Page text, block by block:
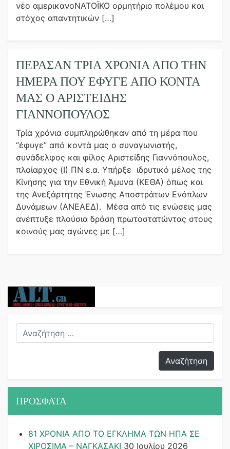
νέο αμερικανοΝΑΤΟΪΚΟ ορμητήριο πολέμου και
στόχος απαντητικών […]
ΠΕΡΑΣΑΝ ΤΡΙΑ ΧΡΟΝΙΑ ΑΠΟ ΤΗΝ
ΗΜΕΡΑ ΠΟΥ ΕΦΥΓΕ ΑΠΟ ΚΟΝΤΑ
ΜΑΣ Ο ΑΡΙΣΤΕΙΔΗΣ
ΓΙΑΝΝΟΠΟΥΛΟΣ
Τρία χρόνια συμπληρώθηκαν από τη μέρα που
“έφυγε” από κοντά μας ο συναγωνιστής,
συνάδελφος και φίλος Αριστείδης Γιαννόπουλος,
πλοίαρχος (Ι) ΠΝ ε.α. Υπήρξε ιδρυτικό μέλος της
Κίνησης για την Εθνική Άμυνα (ΚΕΘΑ) όπως και
της Ανεξάρτητης Ένωσης Αποστράτων Ενόπλων
Δυνάμεων (ΑΝΕΑΕΔ). Μέσα από τις ενώσεις μας
ανέπτυξε πλούσια δράση πρωτοστατώντας στους
κοινούς μας αγώνες με […]
ΠΡΟΣΦΑΤΑ
81 ΧΡΟΝΙΑ ΑΠΟ ΤΟ ΕΓΚΛΗΜΑ ΤΩΝ ΗΠΑ ΣΕ
ΧΙΡΟΣΙΜΑ – ΝΑΓΚΑΣΑΚΙ 30 Ιουλίου 2026